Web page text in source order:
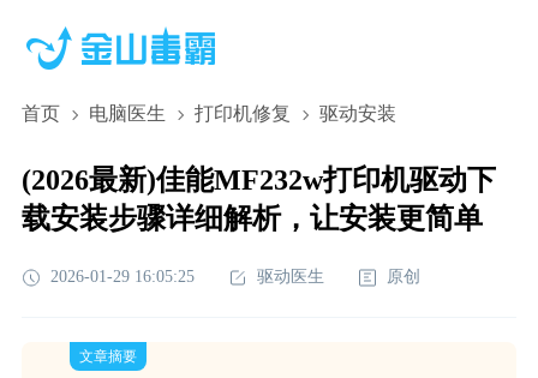
首页 电脑医生 打印机修复 驱动安装
(2026最新)佳能MF232w打印机驱动下
载安装步骤详细解析，让安装更简单
2026-01-29 16:05:25 驱动医生 原创
文章摘要